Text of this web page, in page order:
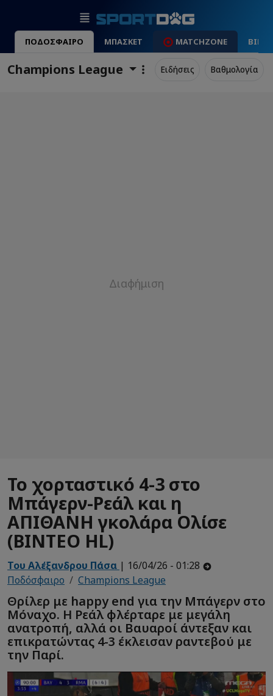
ΠΟΔΟΣΦΑΙΡΟ ΜΠΑΣΚΕΤ MATCHZONE
Champions League Ειδήσεις Βαθμολογία
Το χορταστικό 4-3 στο
Μπάγερν-Ρεάλ και η
ΑΠΙΘΑΝΗ γκολάρα Ολίσε
(ΒΙΝΤΕΟ HL)
Του Αλέξανδρου Πάσα | 16/04/26 - 01:28
Ποδόσφαιρο
Champions League
Θρίλερ με happy end για την Μπάγερν στο
Μόναχο. Η Ρεάλ φλέρταρε με μεγάλη
ανατροπή, αλλά οι Βαυαροί άντεξαν και
επικρατώντας 4-3 έκλεισαν ραντεβού με
την Παρί.